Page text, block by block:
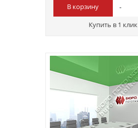
В корзину
Купить в 1 клик